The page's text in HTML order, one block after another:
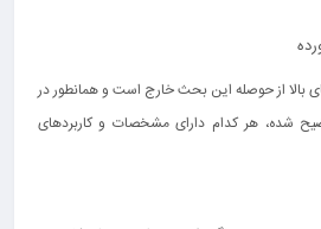
بالا از حوصله این بحث خارج است و همانطور در
شده، هر کدام دارای مشخصات و کاربردهای